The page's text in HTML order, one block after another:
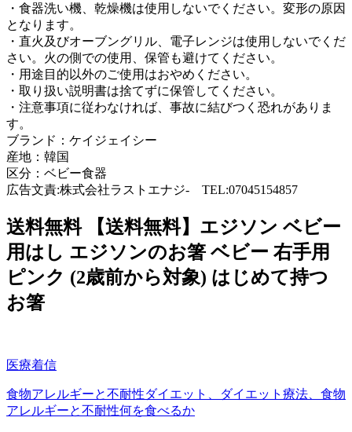
・食器洗い機、乾燥機は使用しないでください。変形の原因
となります。
・直火及びオーブングリル、電子レンジは使用しないでくだ
さい。火の側での使用、保管も避けてください。
・用途目的以外のご使用はおやめください。
・取り扱い説明書は捨てずに保管してください。
・注意事項に従わなければ、事故に結びつく恐れがありま
す。
ブランド：ケイジェイシー
産地：韓国
区分：ベビー食器
広告文責:株式会社ラストエナジ- TEL:07045154857
送料無料 【送料無料】エジソン ベビー
用はし エジソンのお箸 ベビー 右手用
ピンク (2歳前から対象) はじめて持つ
お箸
医療着信
食物アレルギーと不耐性ダイエット、ダイエット療法、食物
アレルギーと不耐性何を食べるか